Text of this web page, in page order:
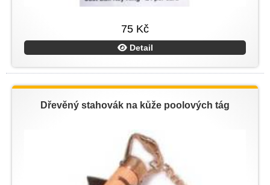
75 Kč
Detail
Dřevěný stahovák na kůže poolových tág